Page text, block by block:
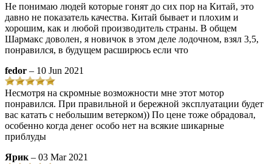
Не понимаю людей которые гонят до сих пор на Китай, это
давно не показатель качества. Китай бывает и плохим и
хорошим, как и любой производитель страны. В общем
Шармакс доволен, я новичок в этом деле лодочном, взял 3,5,
понравился, в будущем расширюсь если что
fedor – 10 Jun 2021
Несмотря на скромные возможности мне этот мотор
понравился. При правильной и бережной эксплуатации будет
вас катать с небольшим ветерком)) По цене тоже обрадовал,
особенно когда денег особо нет на всякие шикарные
приблуды
Ярик – 03 Mar 2021